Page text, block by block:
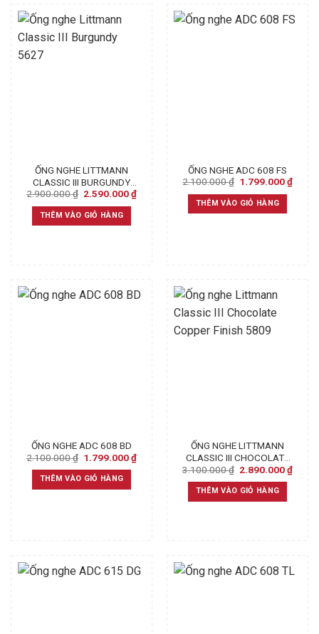
ỐNG NGHE LITTMANN
CLASSIC III BURGUNDY
5627
2.900.000₫ Original
was:
2.900.000 ₫.
2.590.000₫Current
THÊM VÀO GIỎ HÀNG
ỐNG NGHE ADC 608 FS
2.100.000₫ Original
was:
2.100.000 ₫.
1.799.000₫
THÊM VÀO GIỎ HÀNG
ỐNG NGHE ADC 608 BD
2.100.000₫ Original
was:
2.100.000 ₫.
1.799.000₫Current
1.799.000 ₫.
THÊM VÀO GIỎ HÀNG
ỐNG NGHE LITTMANN
CLASSIC III CHOCOLATE
COPPER FINISH 5809
3.100.000₫ Original
was:
3.100.000 ₫.
2.890.000₫
THÊM VÀO GIỎ HÀNG